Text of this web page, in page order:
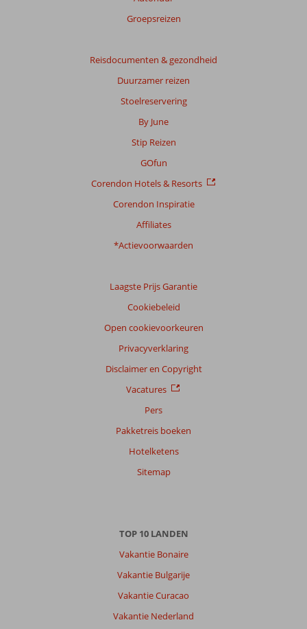
Groepsreizen
Reisdocumenten & gezondheid
Duurzamer reizen
Stoelreservering
By June
Stip Reizen
GOfun
Corendon Hotels & Resorts
Corendon Inspiratie
Affiliates
*Actievoorwaarden
Laagste Prijs Garantie
Cookiebeleid
Open cookievoorkeuren
Privacyverklaring
Disclaimer en Copyright
Vacatures
Pers
Pakketreis boeken
Hotelketens
Sitemap
TOP 10 LANDEN
Vakantie Bonaire
Vakantie Bulgarije
Vakantie Curacao
Vakantie Nederland